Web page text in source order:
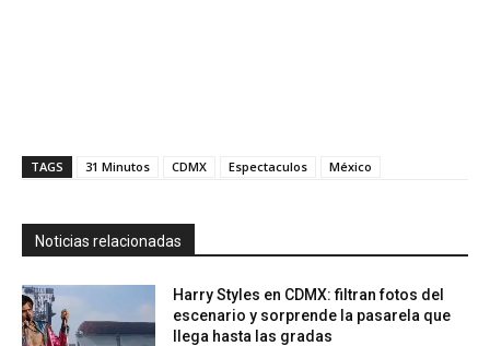
TAGS 31 Minutos CDMX Espectaculos México
Noticias relacionadas
Harry Styles en CDMX: filtran fotos del
escenario y sorprende la pasarela que
llega hasta las gradas